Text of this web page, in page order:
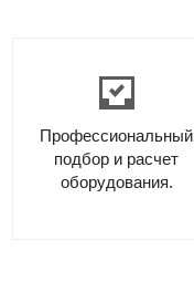
Профессиональный
подбор и расчет
оборудования.